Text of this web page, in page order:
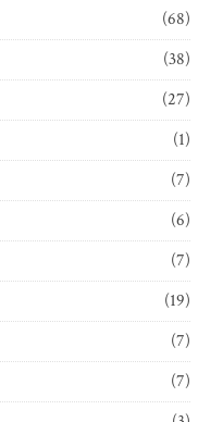
(68)
(38)
(27)
(1)
(7)
(6)
(7)
(19)
(7)
(7)